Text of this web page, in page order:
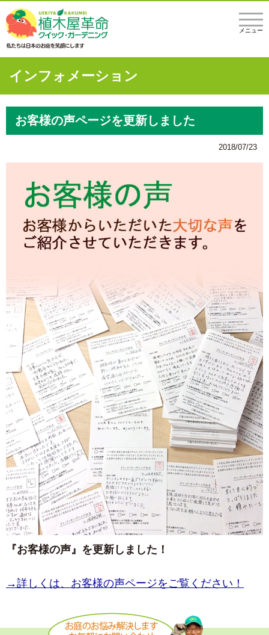
メニュー
インフォメーション
お客様の声ページを更新しました
2018/07/23
『お客様の声』を更新しました！
→詳しくは、お客様の声ページをご覧ください！